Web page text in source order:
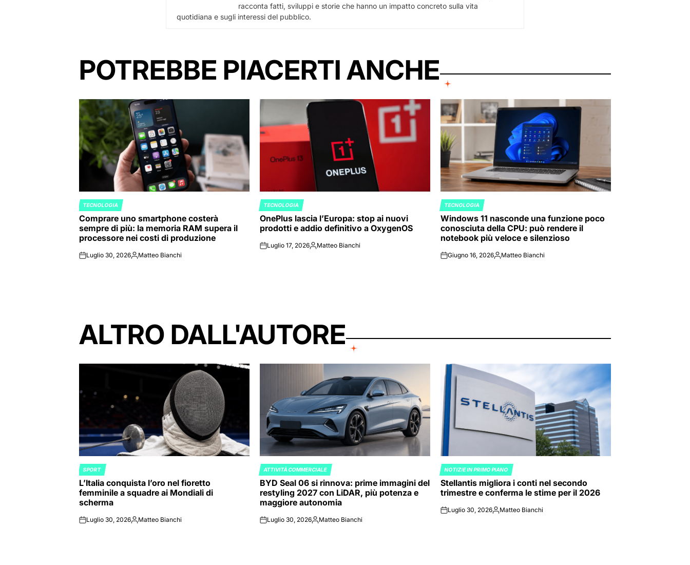
racconta fatti, sviluppi e storie che hanno un impatto concreto sulla vita
quotidiana e sugli interessi del pubblico.
POTREBBE PIACERTI ANCHE
POSTED
IN
TECNOLOGIA
Comprare uno smartphone costerà
sempre di più: la memoria RAM supera il
processore nei costi di produzione
onLuglio 30, 2026Posted
Matteo Bianchi
POSTED
IN
TECNOLOGIA
OnePlus lascia l’Europa: stop ai nuovi
prodotti e addio definitivo a OxygenOS
onLuglio 17, 2026Posted
Matteo Bianchi
POSTED
IN
TECNOLOGIA
Windows 11 nasconde una funzione poco
conosciuta della CPU: può rendere il
notebook più veloce e silenzioso
onGiugno 16, 2026Posted
Matteo Bianchi
ALTRO DALL'AUTORE
POSTED
IN
SPORT
L’Italia conquista l’oro nel fioretto
femminile a squadre ai Mondiali di
scherma
onLuglio 30, 2026Posted
Matteo Bianchi
POSTED
IN
ATTIVITÀ COMMERCIALE
BYD Seal 06 si rinnova: prime immagini del
restyling 2027 con LiDAR, più potenza e
maggiore autonomia
onLuglio 30, 2026Posted
Matteo Bianchi
POSTED
IN
NOTIZIE IN PRIMO PIANO
Stellantis migliora i conti nel secondo
trimestre e conferma le stime per il 2026
onLuglio 30, 2026Posted
Matteo Bianchi